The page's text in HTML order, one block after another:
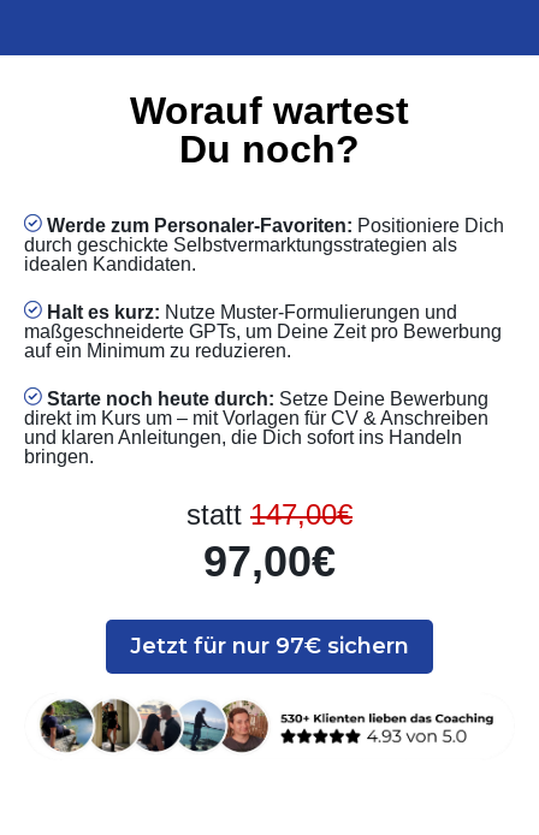
Worauf wartest
Du noch?
Werde zum Personaler-Favoriten: Positioniere Dich
durch geschickte Selbstvermarktungsstrategien als
idealen Kandidaten.
Halt es kurz: Nutze Muster-Formulierungen und
maßgeschneiderte GPTs, um Deine Zeit pro Bewerbung
auf ein Minimum zu reduzieren.
Starte noch heute durch: Setze Deine Bewerbung
direkt im Kurs um – mit Vorlagen für CV & Anschreiben
und klaren Anleitungen, die Dich sofort ins Handeln
bringen.
statt 147,00€
97,00€
Jetzt für nur 97€ sichern